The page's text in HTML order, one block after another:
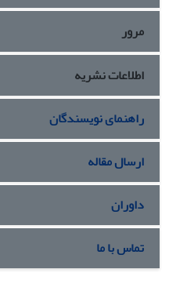
مرور
اطلاعات نشریه
راهنمای نویسندگان
ارسال مقاله
داوران
تماس با ما